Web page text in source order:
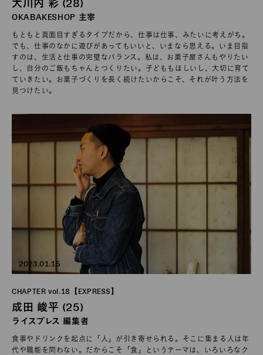
大川内 彩 (28)
OKABAKESHOP 主宰
もともと真面目すぎるタイプだから、仕事は仕事、みたいに考えがち。
でも、仕事のなかに遊びがあってもいいと、いまなら思える。いま目指
すのは、生活と仕事の完璧なバランス。私は、お菓子屋さんもやりたい
し、自分のご飯もちゃんとつくりたい。子どももほしいし、大切に育て
ていきたい。お菓子づくりを長く続けたいからこそ、それが叶う方法を
見つけたい。
2023.01.15
CHAPTER vol.18【EXPRESS】
成田 峻平 (25)
ライスプレス 編集者
食事やドリンクを起点に「人」が引き寄せられる。そこに集まる人は年
代や職能を問わない。だからこそ「食」というテーマは、いろいろなク